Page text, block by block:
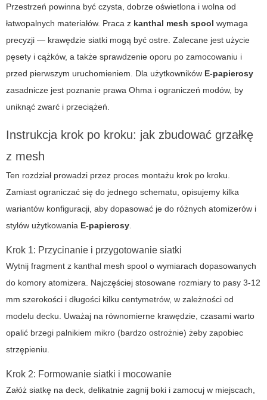
Przestrzeń powinna być czysta, dobrze oświetlona i wolna od
łatwopalnych materiałów. Praca z kanthal mesh spool wymaga
precyzji — krawędzie siatki mogą być ostre. Zalecane jest użycie
pęsety i cążków, a także sprawdzenie oporu po zamocowaniu i
przed pierwszym uruchomieniem. Dla użytkowników E-papierosy
zasadnicze jest poznanie prawa Ohma i ograniczeń modów, by
uniknąć zwarć i przeciążeń.
Instrukcja krok po kroku: jak zbudować grzałkę
z mesh
Ten rozdział prowadzi przez proces montażu krok po kroku.
Zamiast ograniczać się do jednego schematu, opisujemy kilka
wariantów konfiguracji, aby dopasować je do różnych atomizerów i
stylów użytkowania E-papierosy.
Krok 1: Przycinanie i przygotowanie siatki
Wytnij fragment z kanthal mesh spool o wymiarach dopasowanych
do komory atomizera. Najczęściej stosowane rozmiary to pasy 3-12
mm szerokości i długości kilku centymetrów, w zależności od
modelu decku. Uważaj na równomierne krawędzie, czasami warto
opalić brzegi palnikiem mikro (bardzo ostrożnie) żeby zapobiec
strzępieniu.
Krok 2: Formowanie siatki i mocowanie
Załóż siatkę na deck, delikatnie zagnij boki i zamocuj w miejscach,